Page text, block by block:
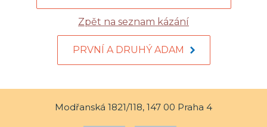
Zpět na seznam kázání
PRVNÍ A DRUHÝ ADAM
Modřanská 1821/118, 147 00 Praha 4